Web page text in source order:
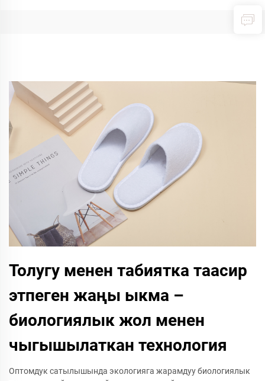
Толугу менен табиятка таасир
этпеген жаңы ыкма –
биологиялык жол менен
чыгышылаткан технология
Оптомдук сатылышында экологияга жарамдуу биологиялык